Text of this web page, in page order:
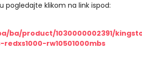
pogledajte klikom na link ispod:
ba/product/1030000002391/
rw10501000mbs